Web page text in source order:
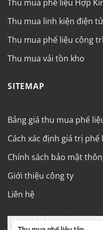
Thu mua phế liệu Hợp
Thu mua linh kiện điện tử
Thu mua phế liệu công
Thu mua vải tồn kho
SITEMAP
Bảng giá thu mua phế
Cách xác định giá trị
Chính sách bảo mật
Giới thiệu công ty
Liên hệ